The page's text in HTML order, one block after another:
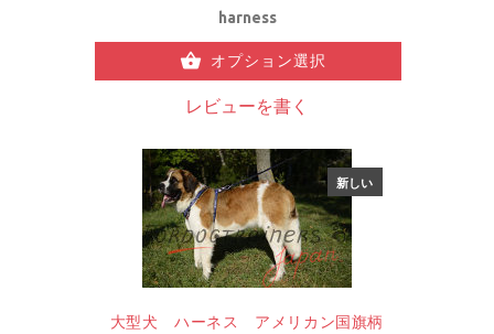
harness
オプション選択
レビューを書く
新しい
大型犬 ハーネス アメリカン国旗柄